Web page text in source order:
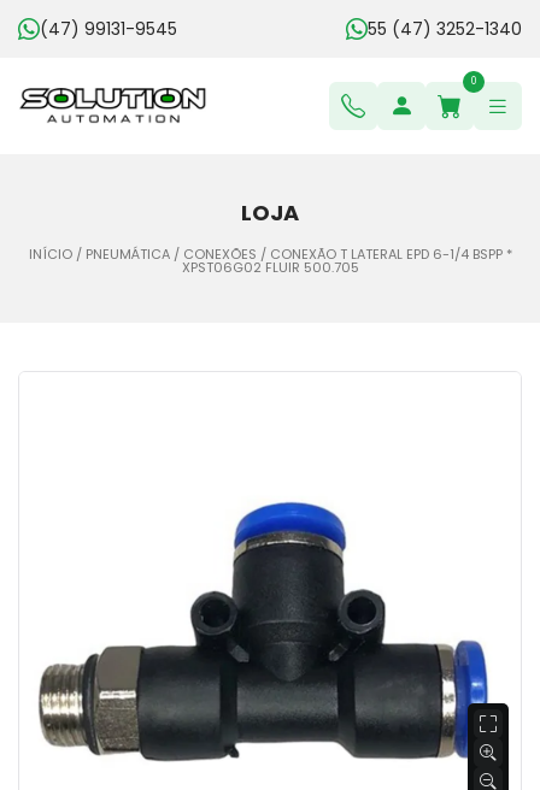
(47) 99131-9545 55 (47) 3252-1340
0
LOJA
INÍCIO/ PNEUMÁTICA/ CONEXÕES / CONEXÃO T LATERAL EPD 6-1/4 BSPP *
XPST06G02 FLUIR 500.705